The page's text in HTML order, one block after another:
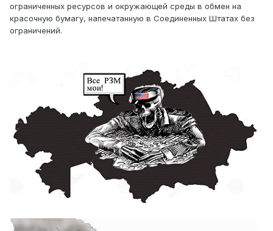
ограниченных ресурсов и окружающей среды в обмен на
красочную бумагу, напечатанную в Соединенных Штатах без
ограничений.